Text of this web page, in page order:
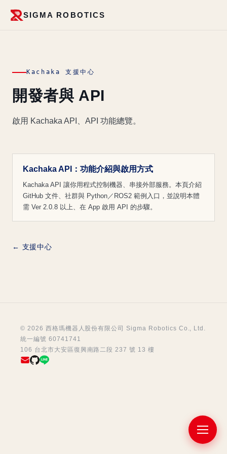
SIGMA ROBOTICS
Kachaka 支援中心
開發者與 API
啟用 Kachaka API、API 功能總覽。
Kachaka API：功能介紹與啟用方式
Kachaka API 讓你用程式控制機器、串接外部服務。本頁介紹
GitHub 文件、社群與 Python／ROS2 範例入口，並說明本體
需 Ver 2.0.8 以上、在 App 啟用 API 的步驟。
← 支援中心
© 2026 西格瑪機器人股份有限公司 Sigma Robotics Co., Ltd.
統一編號 60741741
106 台北市大安區復興南路二段 237 號 13 樓